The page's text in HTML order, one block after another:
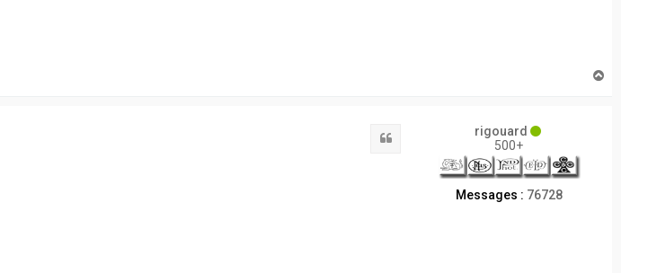
rigouard
500+
Messages : 76728